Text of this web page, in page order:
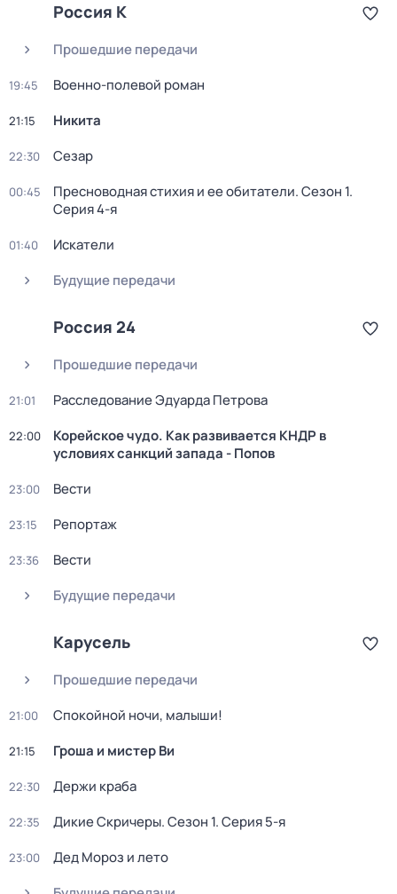
Россия К
Прошедшие передачи
19:45 Военно-полевой роман
21:15 Никита
22:30 Сезар
00:45 Пресноводная стихия и ее обитатели. Сезон 1.
Серия 4-я
01:40
Искатели
Будущие передачи
Россия 24
Прошедшие передачи
21:01 Расследование Эдуарда Петрова
22:00
Корейское чудо. Как развивается КНДР в
условиях санкций запада - Попов
23:00 Вести
23:15 Репортаж
23:36
Вести
Будущие передачи
Карусель
Прошедшие передачи
21:00 Спокойной ночи, малыши!
21:15 Гроша и мистер Ви
22:30 Держи краба
22:35 Дикие Скричеры. Сезон 1. Серия 5-я
23:00
Дед Мороз и лето